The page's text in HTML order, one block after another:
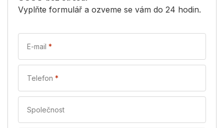
Vyplňte formulář a ozveme se vám do 24 hodin.
E-mail *
Telefon *
Společnost